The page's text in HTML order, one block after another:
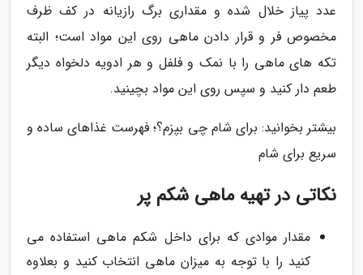
عدد پیاز خلال شده و مقداری برگ رازیانه در کف ظرف
مخصوص فر و قرار دادن ماهی روی این مواد است؛ البته
تکه های ماهی را با نمک و فلفل و هر ادویه دلخواه دیگر
طعم دار کنید و سپس روی این مواد بچینید.
بیشتر بخوانید: برای شام چی بپزم؟؛ فهرست غذاهای ساده و
سریع برای شام
نکاتی در تهیه ماهی شکم پر
مقدار موادی که برای داخل شکم ماهی استفاده می
کنید را با توجه به میزان ماهی انتخاب کنید و بعلاوه